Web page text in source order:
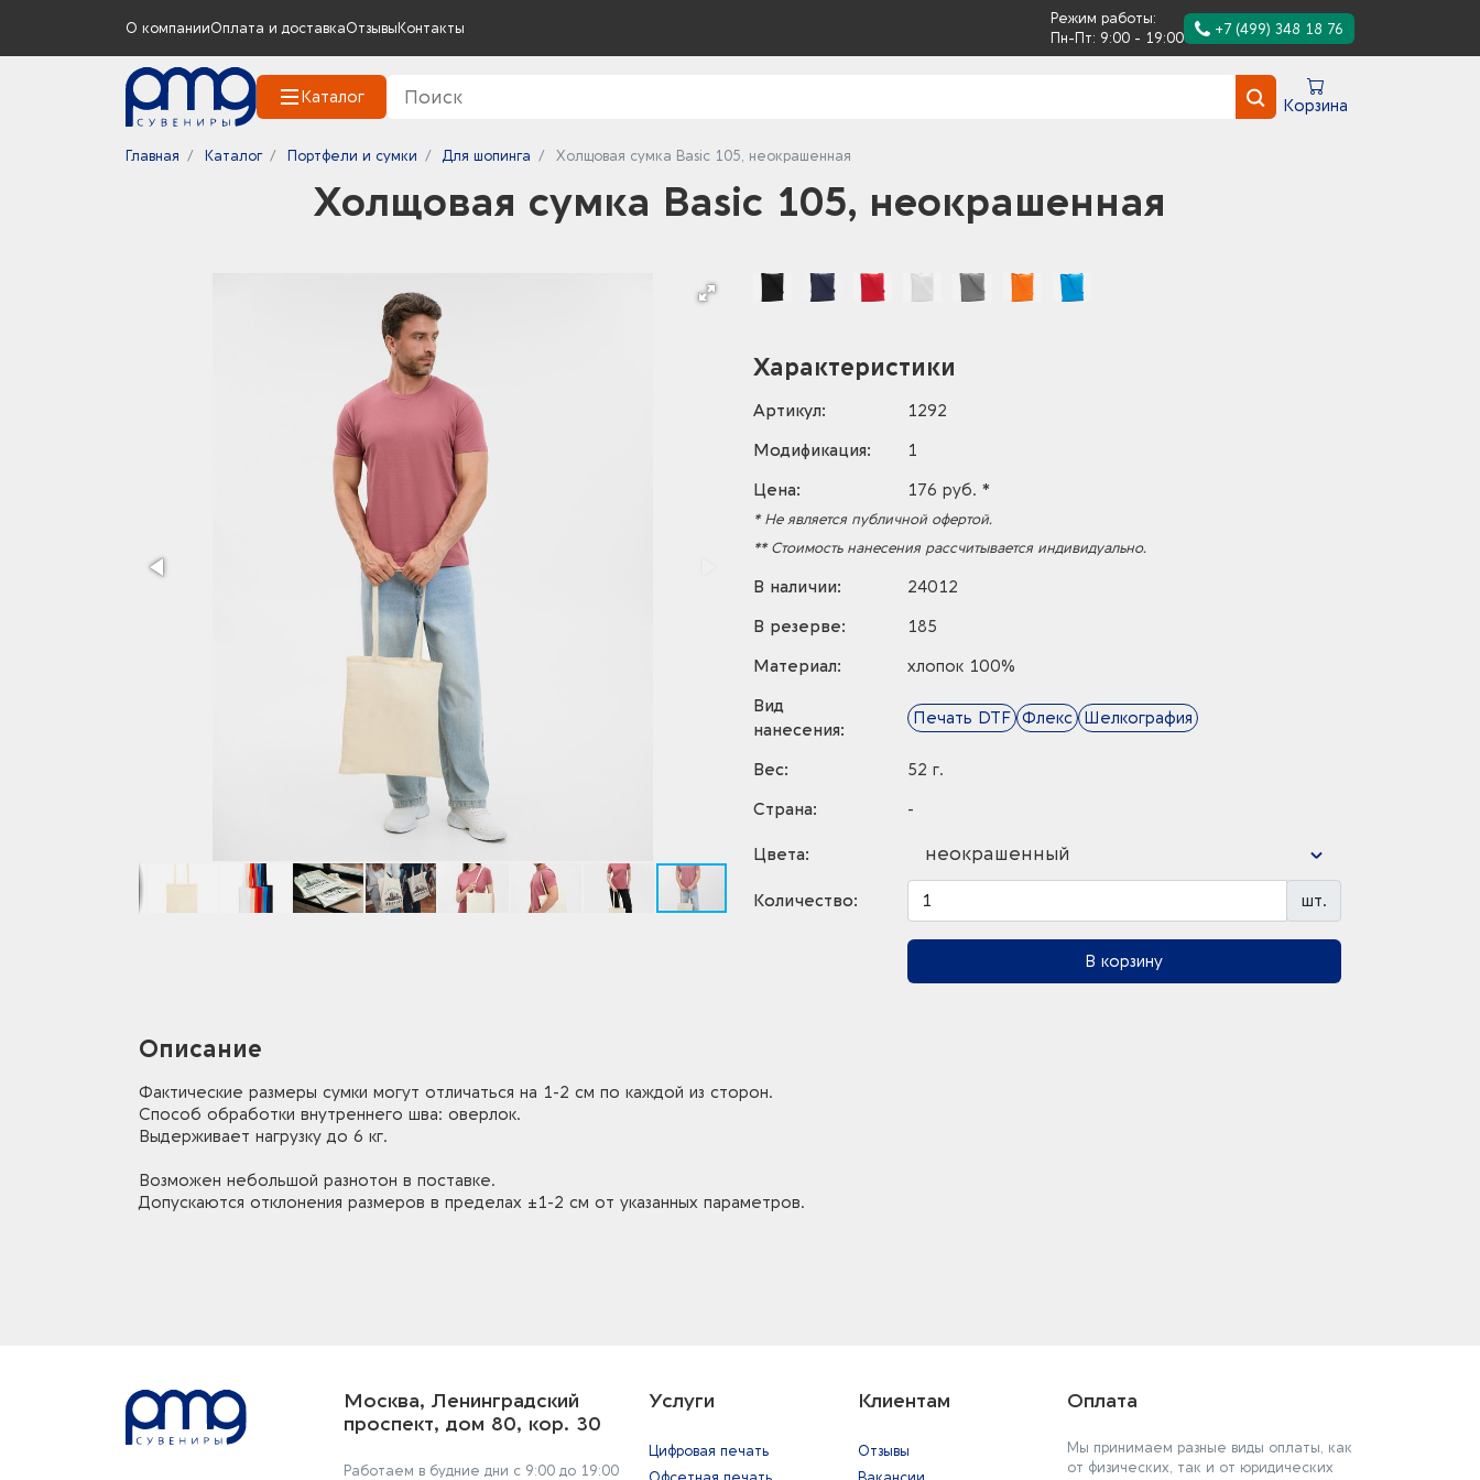
О компанииОплата и доставкаОтзывы Контакты
Режим работы:
Пн-Пт: 9:00 - 19:00
+7 (499) 348 18 76
Каталог Корзина
Главная Каталог Портфели и сумки Для шопинга Холщовая сумка Basic 105, неокрашенная
Холщовая сумка Basic 105, неокрашенная
Характеристики
Артикул:
1292
Модификация:
1
Цена:
176 руб. *
* Не является публичной офертой.
** Стоимость нанесения рассчитывается индивидуально.
В наличии:
24012
В резерве:
185
Материал:
хлопок 100%
Вид
нанесения:
Печать DTF Флекс Шелкография
Вес:
52 г.
Страна:
-
Цвета: неокрашенный
Количество: шт.
В корзину
Описание
Фактические размеры сумки могут отличаться на 1-2 см по каждой из сторон.
Способ обработки внутреннего шва: оверлок.
Выдерживает нагрузку до 6 кг.
Возможен небольшой разнотон в поставке.
Допускаются отклонения размеров в пределах ±1-2 см от указанных параметров.
Москва, Ленинградский
проспект, дом 80, кор. 30
Работаем в будние дни с 9:00 до 19:00
Услуги
Цифровая печать
Клиентам
Отзывы
Оплата
Мы принимаем разные виды оплаты, как
от физических, так и от юридических